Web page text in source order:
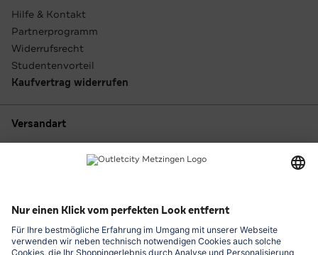
Hilfe & Kontakt
Partnerprogramm
Widerrufsrecht
Studentenvorteil
Kaufvertrag widerrufen
Versandart